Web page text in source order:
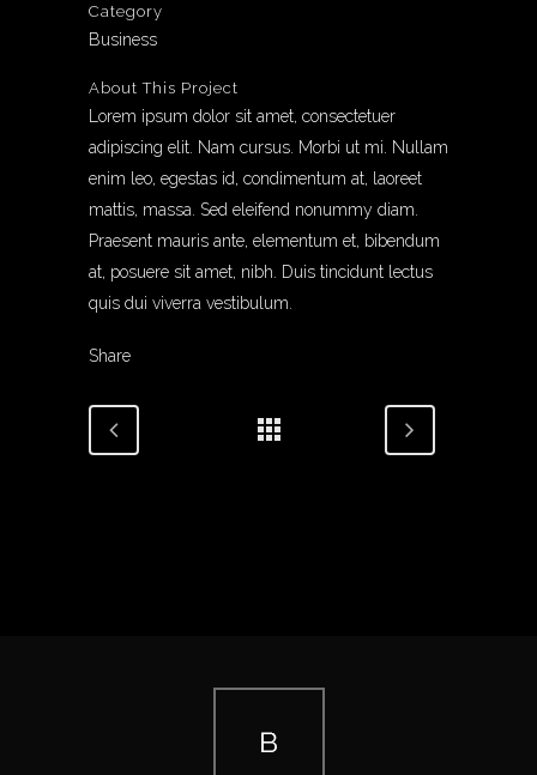
Category
Business
About This Project
Lorem ipsum dolor sit amet, consectetuer
adipiscing elit. Nam cursus. Morbi ut mi. Nullam
enim leo, egestas id, condimentum at, laoreet
mattis, massa. Sed eleifend nonummy diam.
Praesent mauris ante, elementum et, bibendum
at, posuere sit amet, nibh. Duis tincidunt lectus
quis dui viverra vestibulum.
Share